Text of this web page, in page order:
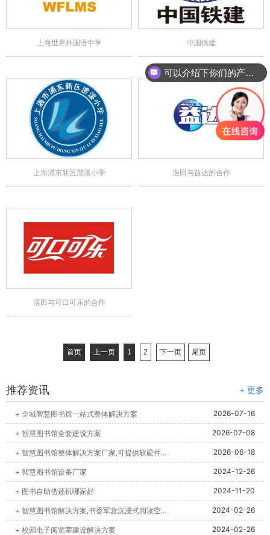
上海世界外国语中学 中国铁建
上海浦东新区灃溪小学 浩田与益达的合作
浩田与可口可乐的合作
首页 上一页 1 2 下一页 尾页
推荐资讯 + 更多
+ 全域智慧图书馆一站式整体解决方案 2026-07-16
+ 智慧图书馆全套建设方案 2026-07-08
+ 智慧图书馆整体解决方案厂家,可提供软硬件... 2026-06-18
+ 智慧图书馆设备厂家 2024-12-26
+ 图书自助借还机哪家好 2024-11-20
+ 智慧图书馆解决方案,书香军营沉浸式阅读空... 2024-02-26
+ 校园电子阅览室建设解决方案 2024-02-26
可以介绍下你们的产品么？